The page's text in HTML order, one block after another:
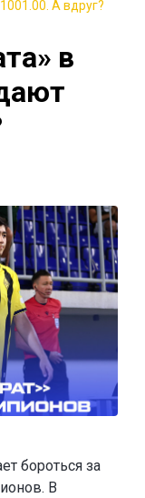
А вдруг?
в
бороться за
В